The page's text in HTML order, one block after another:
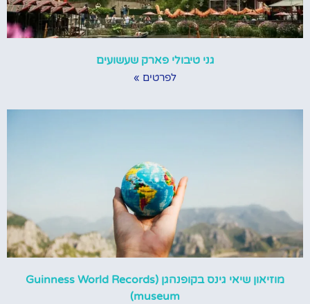
גני טיבולי פארק שעשועים
לפרטים »
מוזיאון שיאי גינס בקופנהגן (Guinness World Records
museum)